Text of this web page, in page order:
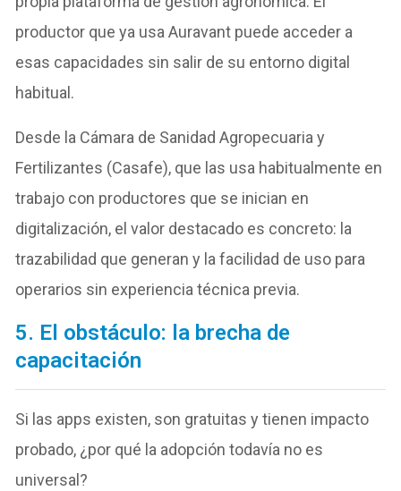
productor que ya usa Auravant puede acceder a
esas capacidades sin salir de su entorno digital
habitual.
Desde la Cámara de Sanidad Agropecuaria y
Fertilizantes (Casafe), que las usa habitualmente en
trabajo con productores que se inician en
digitalización, el valor destacado es concreto: la
trazabilidad que generan y la facilidad de uso para
operarios sin experiencia técnica previa.
5. El obstáculo: la brecha de
capacitación
Si las apps existen, son gratuitas y tienen impacto
probado, ¿por qué la adopción todavía no es
universal?